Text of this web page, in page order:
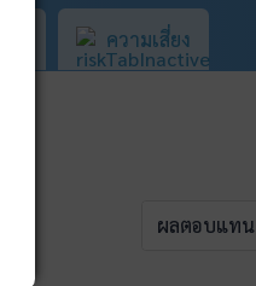
ความเสี่ยง
ผลตอบแทน